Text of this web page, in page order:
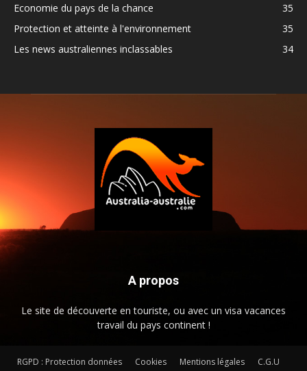
Economie du pays de la chance
35
Protection et atteinte à l'environnement
35
Les news australiennes inclassables
34
A propos
Le site de découverte en touriste, ou avec un visa vacances
travail du pays continent !
RGPD : Protection données Cookies Mentions légales
C.G.U